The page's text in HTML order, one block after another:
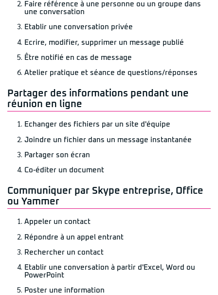
Faire référence à une personne ou un groupe dans
une conversation
Etablir une conversation privée
Ecrire, modifier, supprimer un message publié
Être notifié en cas de message
Atelier pratique et séance de questions/réponses
Partager des informations pendant une
réunion en ligne
Echanger des fichiers par un site d'équipe
Joindre un fichier dans un message instantanée
Partager son écran
Co-éditer un document
Communiquer par Skype entreprise, Office
ou Yammer
Appeler un contact
Répondre à un appel entrant
Rechercher un contact
Etablir une conversation à partir d'Excel, Word ou
PowerPoint
Poster une information